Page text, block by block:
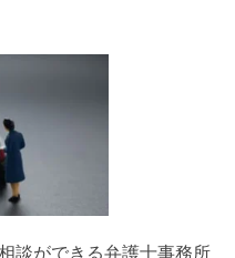
談ができる弁護士事務所